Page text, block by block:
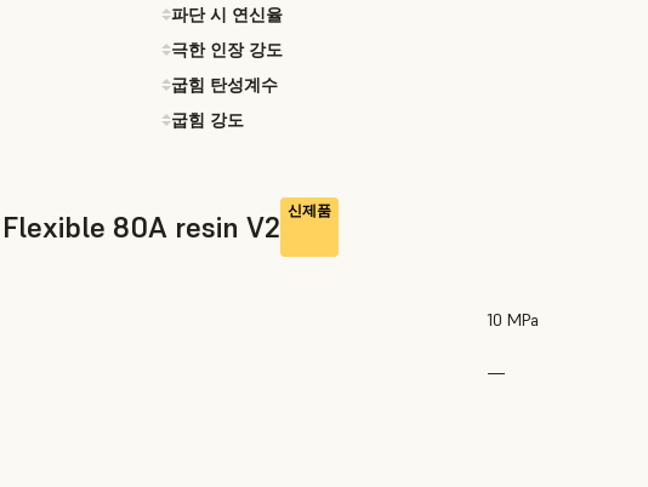
파단 시 연신율
극한 인장 강도
굽힘 탄성계수
굽힘 강도
Flexible 80A resin V2 신제품
10 MPa
—